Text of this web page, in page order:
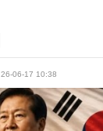
26-06-17 10:38